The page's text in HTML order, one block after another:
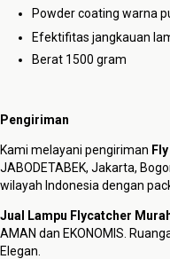
Powder coating warna
Efektifitas jangkauan
Berat 1500 gram
Pengiriman
Kami melayani pengiriman
JABODETABEK, Jakarta,
wilayah Indonesia dengan
Jual Lampu Flycatcher
AMAN dan EKONOMIS.
Elegan.